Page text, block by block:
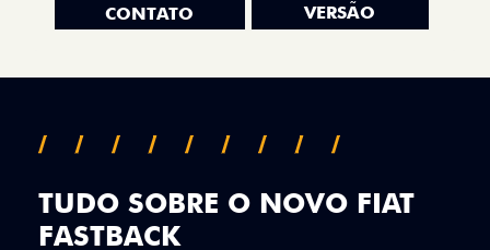
CONTATO
VERSÃO
TUDO SOBRE O NOVO FIAT
FASTBACK